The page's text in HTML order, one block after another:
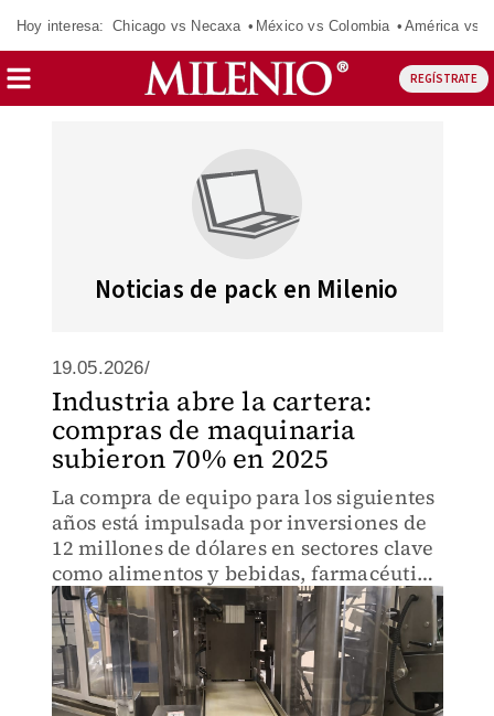
Hoy interesa: Chicago vs Necaxa México vs Colombia América vs
REGÍSTRATE
Noticias de pack en Milenio
19.05.2026/
Industria abre la cartera:
compras de maquinaria
subieron 70% en 2025
La compra de equipo para los siguientes
años está impulsada por inversiones de
12 millones de dólares en sectores clave
como alimentos y bebidas, farmacéutico
y cuidado personal.